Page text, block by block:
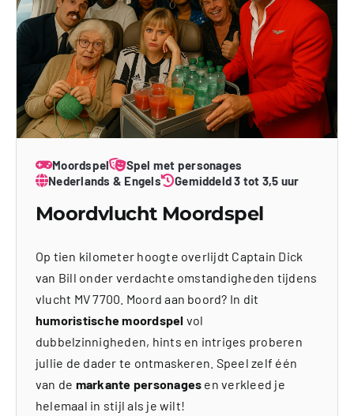
Moordspel
Spel met personages
Nederlands & Engels
Gemiddeld 3 tot 3,5 uur
Moordvlucht Moordspel
Op tien kilometer hoogte overlijdt Captain Dick
van Bill onder verdachte omstandigheden tijdens
vlucht MV 7700. Moord aan boord? In dit
humoristische moordspel vol
dubbelzinnigheden, hints en intriges proberen
jullie de dader te ontmaskeren. Speel zelf één
van de markante personages en verkleed je
helemaal in stijl als je wilt!